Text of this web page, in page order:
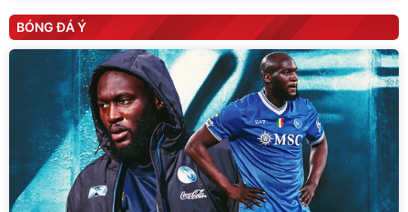
BÓNG ĐÁ Ý